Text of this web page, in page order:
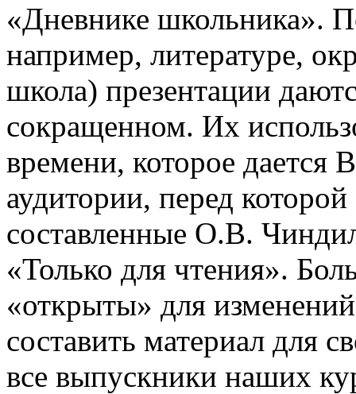
«Дневнике школьника».
например, литературе,
школа) презентации
сокращенном. Их
времени, которое дается
аудитории, перед
составленные О.В.
«Только для чтения».
«открыты» для
составить материал для
все выпускники наших